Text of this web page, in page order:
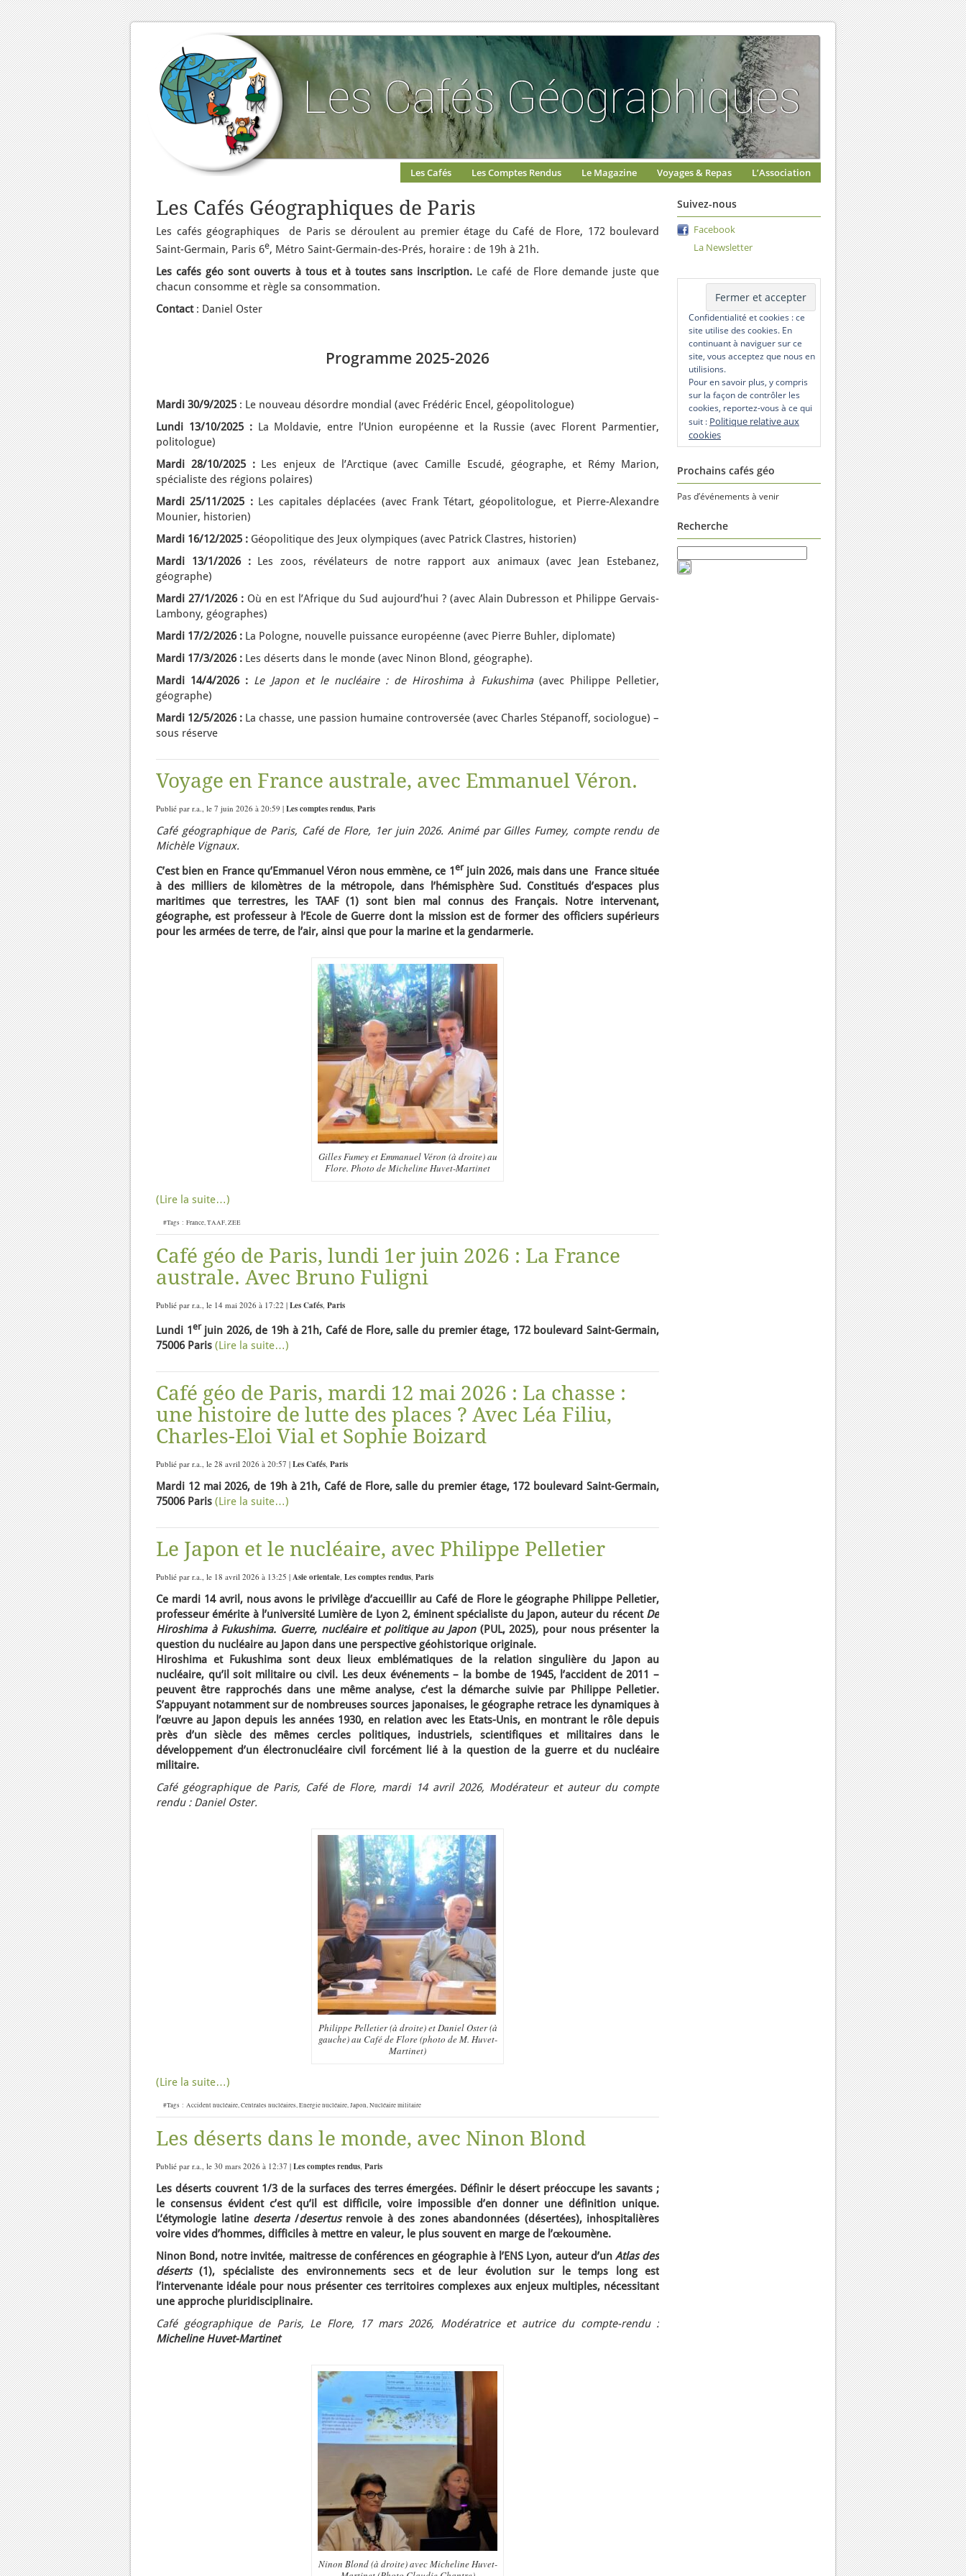
Les Cafés Les Comptes Rendus Le Magazine Voyages & Repas L’Association
Les Cafés Géographiques de Paris
Les cafés géographiques de Paris se déroulent au premier étage du Café de Flore, 172 boulevard
Saint-Germain, Paris 6e, Métro Saint-Germain-des-Prés, horaire : de 19h à 21h.
Les cafés géo sont ouverts à tous et à toutes sans inscription. Le café de Flore demande juste que
chacun consomme et règle sa consommation.
Contact: Daniel Oster
Programme 2025-2026
Mardi 30/9/2025 : Le nouveau désordre mondial (avec Frédéric Encel, géopolitologue)
Lundi 13/10/2025 :La Moldavie, entre l’Union européenne et la Russie (avec Florent Parmentier,
politologue)
Mardi 28/10/2025 :Les enjeux de l’Arctique (avec Camille Escudé, géographe, et Rémy Marion,
spécialiste des régions polaires)
Mardi 25/11/2025 :Les capitales déplacées (avec Frank Tétart, géopolitologue, et Pierre-Alexandre
Mounier, historien)
Mardi 16/12/2025 : Géopolitique des Jeux olympiques (avec Patrick Clastres, historien)
Mardi 13/1/2026 :Les zoos, révélateurs de notre rapport aux animaux (avec Jean Estebanez,
géographe)
Mardi 27/1/2026 :Où en est l’Afrique du Sud aujourd’hui ? (avec Alain Dubresson et Philippe Gervais-
Lambony, géographes)
Mardi 17/2/2026 : La Pologne, nouvelle puissance européenne (avec Pierre Buhler, diplomate)
Mardi 17/3/2026 : Les déserts dans le monde (avec Ninon Blond, géographe).
Mardi 14/4/2026 : Le Japon et le nucléaire : de Hiroshima à Fukushima (avec Philippe Pelletier,
géographe)
Mardi 12/5/2026 : La chasse, une passion humaine controversée (avec Charles Stépanoff, sociologue) –
sous réserve
Voyage en France australe, avec Emmanuel Véron.
Publié par r.a., le 7 juin 2026 à 20:59 | Les comptes rendus, Paris
Café géographique de Paris, Café de Flore, 1er juin 2026. Animé par Gilles Fumey, compte rendu de
Michèle Vignaux.
C’est bien en France qu’Emmanuel Véron nous emmène, ce 1er juin 2026, mais dans une France située
à des milliers de kilomètres de la métropole, dans l’hémisphère Sud. Constitués d’espaces plus
maritimes que terrestres, les TAAF (1) sont bien mal connus des Français. Notre intervenant,
géographe, est professeur à l’Ecole de Guerre dont la mission est de former des officiers supérieurs
pour les armées de terre, de l’air, ainsi que pour la marine et la gendarmerie.
Gilles Fumey et Emmanuel Véron (à droite) au
Flore. Photo de Micheline Huvet-Martinet
(Lire la suite…)
#Tags : France,TAAF,ZEE
Café géo de Paris, lundi 1er juin 2026 : La France
australe. Avec Bruno Fuligni
Publié par r.a., le 14 mai 2026 à 17:22 | Les Cafés, Paris
Lundi 1er juin 2026, de 19h à 21h, Café de Flore, salle du premier étage, 172 boulevard Saint-Germain,
75006 Paris (Lire la suite…)
Café géo de Paris, mardi 12 mai 2026 : La chasse :
une histoire de lutte des places ? Avec Léa Filiu,
Charles-Eloi Vial et Sophie Boizard
Publié par r.a., le 28 avril 2026 à 20:57 | Les Cafés, Paris
Mardi 12 mai 2026, de 19h à 21h, Café de Flore, salle du premier étage, 172 boulevard Saint-Germain,
75006 Paris (Lire la suite…)
Le Japon et le nucléaire, avec Philippe Pelletier
Publié par r.a., le 18 avril 2026 à 13:25 | Asie orientale, Les comptes rendus, Paris
Ce mardi 14 avril, nous avons le privilège d’accueillir au Café de Flore le géographe Philippe Pelletier,
professeur émérite à l’université Lumière de Lyon 2, éminent spécialiste du Japon, auteur du récent De
Hiroshima à Fukushima. Guerre, nucléaire et politique au Japon (PUL, 2025), pour nous présenter la
question du nucléaire au Japon dans une perspective géohistorique originale.
Hiroshima et Fukushima sont deux lieux emblématiques de la relation singulière du Japon au
nucléaire, qu’il soit militaire ou civil. Les deux événements – la bombe de 1945, l’accident de 2011 –
peuvent être rapprochés dans une même analyse, c’est la démarche suivie par Philippe Pelletier.
S’appuyant notamment sur de nombreuses sources japonaises, le géographe retrace les dynamiques à
l’œuvre au Japon depuis les années 1930, en relation avec les Etats-Unis, en montrant le rôle depuis
près d’un siècle des mêmes cercles politiques, industriels, scientifiques et militaires dans le
développement d’un électronucléaire civil forcément lié à la question de la guerre et du nucléaire
militaire.
Café géographique de Paris, Café de Flore, mardi 14 avril 2026, Modérateur et auteur du compte
rendu : Daniel Oster.
Philippe Pelletier (à droite) et Daniel Oster (à
gauche) au Café de Flore (photo de M. Huvet-
Martinet)
(Lire la suite…)
#Tags : Accident nucléaire,Centrales nucléaires,Energie nucléaire,Japon,Nucléaire militaire
Les déserts dans le monde, avec Ninon Blond
Publié par r.a., le 30 mars 2026 à 12:37 | Les comptes rendus, Paris
Les déserts couvrent 1/3 de la surfaces des terres émergées. Définir le désert préoccupe les savants ;
le consensus évident c’est qu’il est difficile, voire impossible d’en donner une définition unique.
L’étymologie latine deserta/desertus renvoie à des zones abandonnées (désertées), inhospitalières
voire vides d’hommes, difficiles à mettre en valeur, le plus souvent en marge de l’œkoumène.
Ninon Bond, notre invitée, maitresse de conférences en géographie à l’ENS Lyon, auteur d’unAtlas des
déserts(1), spécialiste des environnements secs et de leur évolution sur le temps long est
l’intervenante idéale pour nous présenter ces territoires complexes aux enjeux multiples, nécessitant
une approche pluridisciplinaire.
Café géographique de Paris, Le Flore, 17 mars 2026, Modératrice et autrice du compte-rendu :
Micheline Huvet-Martinet
Ninon Blond (à droite) avec Micheline Huvet-
Suivez-nous
Facebook
La Newsletter
Confidentialité et cookies : ce
site utilise des cookies. En
continuant à naviguer sur ce
site, vous acceptez que nous en
utilisions.
Pour en savoir plus, y compris
sur la façon de contrôler les
cookies, reportez-vous à ce qui
suit : Politique relative aux
cookies
Prochains cafés géo
Pas d’événements à venir
Recherche